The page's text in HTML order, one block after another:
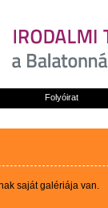
Folyóirat
saját galériája van.